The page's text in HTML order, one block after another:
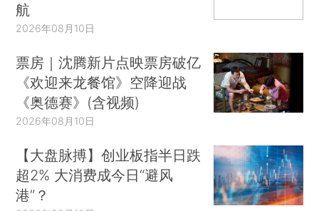
航
2026年08月10日
票房｜沈腾新片点映票房破亿
《欢迎来龙餐馆》空降迎战
《奥德赛》(含视频)
2026年08月10日
【大盘脉搏】创业板指半日跌
超2% 大消费成今日“避风
港”？